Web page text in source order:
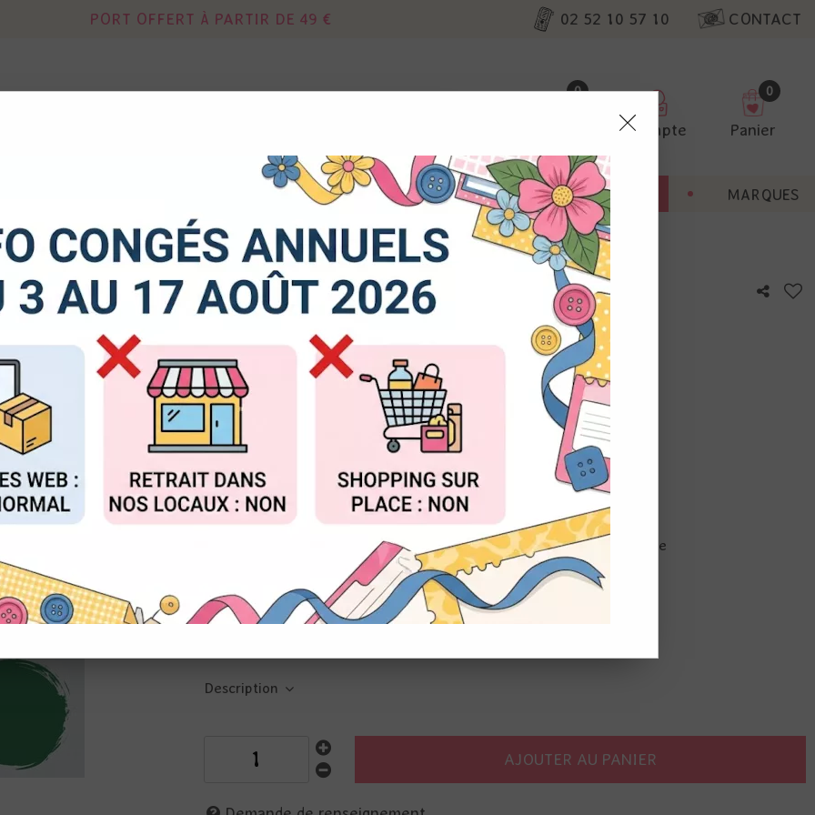
PORT OFFERT À PARTIR DE 49 € 02 52 10 57 10 CONTACT
0
Compte
0
Panier
OUTILS - RANGEMENT BONNES AFFAIRES MARQUES
> Aquarelle Gansai Tambi - Sap Green Deep
Kuretake (Gansai Tambi)
Aquarelle Gansai Tambi - Sap Green Deep
Soyez le premier à donner votre avis !
3,20
Réf. :GT-MC21-58
Godet d'aquarelle japonaise
vert
Gansai Tambi- Peinture aquarelle, artisanale et traditionnelle japonaise
Pigments à base d'eau, ne décolorent pas, non toxique
grande surface de peinture
Description
AJOUTER AU PANIER
autorisez-vous à utiliser vos cookies ?
l'interface et les fonctionnalités du site
les campagnes marketing et proposer des mises à jour sur nos
l'authentification et surveiller les erreurs techniques
sont nécessaires à des fins techniques, ils sont donc dispensés de consentement. D'autres, non
peuvent être utilisés pour la personnalisation des annonces et du contenu, la mesure des annonces
la connaissance de l'audience et le développement de produits, les données de géolocalisation
l'identification par le balayage de l'appareil, le stockage et/ou l'accès aux informations sur un appareil.
votre consentement, celui-ci sera valable sur l’ensemble des sous-domaines de Kerglaz. Vous
la possibilité de retirer votre consentement à tout moment en cliquant sur le widget en bas à droite
Pour en savoir plus, consulter notre politique de cookie.
ACCEPTER TOUT